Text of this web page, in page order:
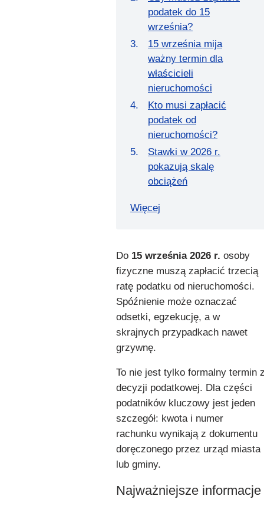
podatek do 15
września?
15 września mija
ważny termin dla
właścicieli
nieruchomości
Kto musi zapłacić
podatek od
nieruchomości?
Stawki w 2026 r.
pokazują skalę
obciążeń
Więcej
Do 15 września 2026 r. osoby
fizyczne muszą zapłacić trzecią
ratę podatku od nieruchomości.
Spóźnienie może oznaczać
odsetki, egzekucję, a w
skrajnych przypadkach nawet
grzywnę.
To nie jest tylko formalny termin
decyzji podatkowej. Dla części
podatników kluczowy jest jeden
szczegół: kwota i numer
rachunku wynikają z dokumentu
doręczonego przez urząd miasta
lub gminy.
Najważniejsze informacje